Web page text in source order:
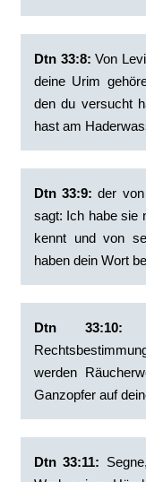
Dtn 33:8: ‭Von
deine Urim
den du versucht
hast am
Dtn 33:9: ‭der
sagt: Ich habe sie
kennt und von
haben dein Wort
Dtn 33:10:
werden
Ganzopfer auf
Dtn 33:11: